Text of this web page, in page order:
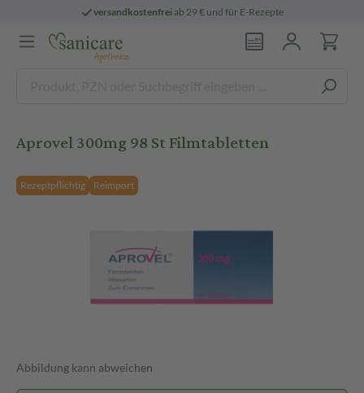
versandkostenfreiab 29 € und für E-Rezepte
Aprovel 300mg 98 St Filmtabletten
Rezeptpflichtig Reimport
Abbildung kann abweichen